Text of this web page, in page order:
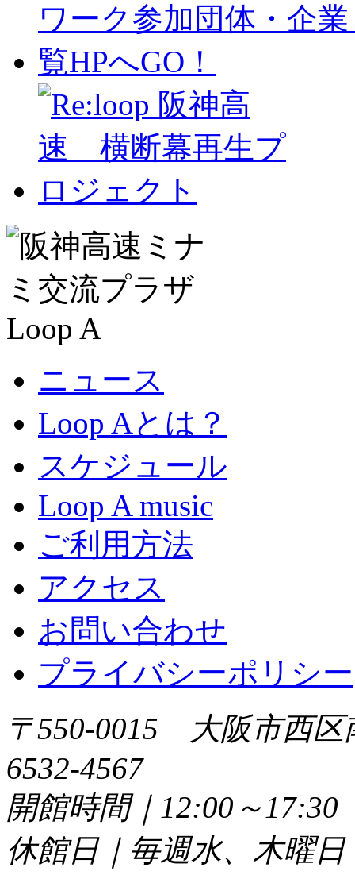
ニュース
Loop Aとは？
スケジュール
Loop A music
ご利用方法
アクセス
お問い合わせ
プライバシーポリシー
〒550-0015 大阪市西
6532-4567
開館時間｜12:00～
休館日｜毎週水、木曜